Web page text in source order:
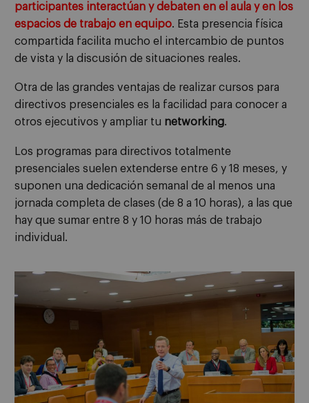
participantes interactúan y debaten en el aula y en los
espacios de trabajo en equipo. Esta presencia física
compartida facilita mucho el intercambio de puntos
de vista y la discusión de situaciones reales.
Otra de las grandes ventajas de realizar cursos para
directivos presenciales es la facilidad para conocer a
otros ejecutivos y ampliar tu networking.
Los programas para directivos totalmente
presenciales suelen extenderse entre 6 y 18 meses, y
suponen una dedicación semanal de al menos una
jornada completa de clases (de 8 a 10 horas), a las que
hay que sumar entre 8 y 10 horas más de trabajo
individual.